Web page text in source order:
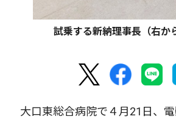
試乗する新納理事長（右か
大口東総合病院で４月21日、